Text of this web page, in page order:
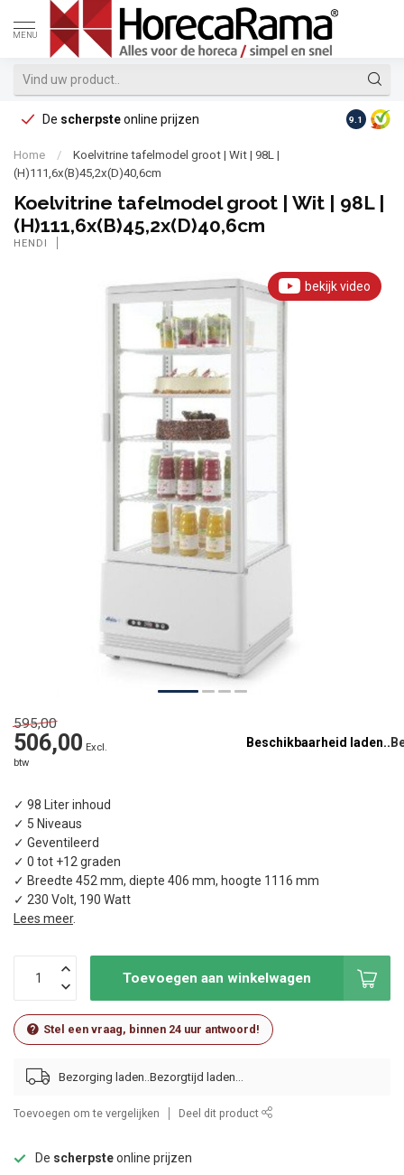
MENU
De scherpsteonline prijzen Op
9.1
Home /
Koelvitrine tafelmodel groot | Wit | 98L |
(H)111,6x(B)45,2x(D)40,6cm
Koelvitrine tafelmodel groot | Wit | 98L |
(H)111,6x(B)45,2x(D)40,6cm
HENDI
bekijk video
595,00
506,00 Excl.
btw
Beschikbaarheid laden..
✓ 98 Liter inhoud
✓ 5 Niveaus
✓ Geventileerd
✓ 0 tot +12 graden
✓ Breedte 452 mm, diepte 406 mm, hoogte 1116 mm
✓ 230 Volt, 190 Watt
Lees meer.
Toevoegen aan winkelwagen
Stel een vraag, binnen 24 uur antwoord!
Bezorging laden..
Toevoegen om te vergelijken Deel dit product
De scherpsteonline prijzen